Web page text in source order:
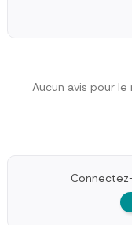
Aucun avis pour